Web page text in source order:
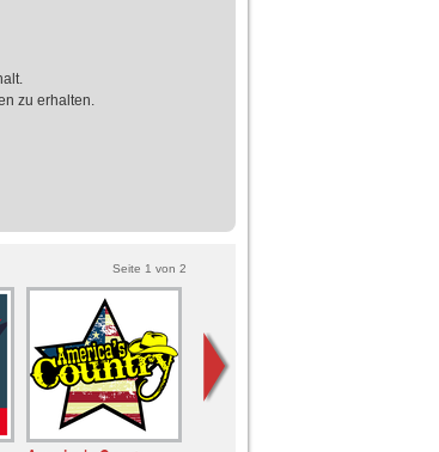
zu erhalten.
Seite 1 von 2